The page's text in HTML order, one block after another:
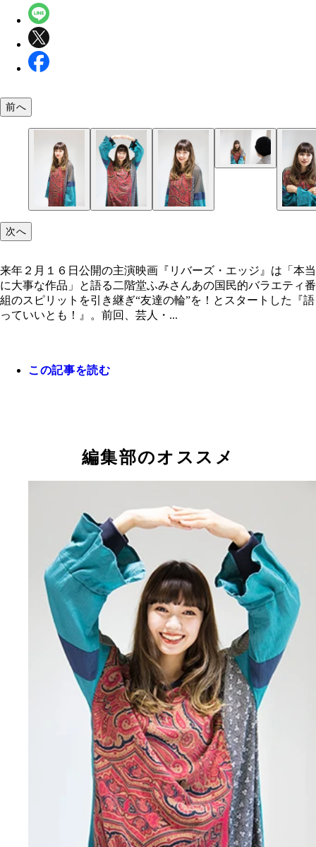
前へ
次へ
来年２月１６日公開の主演映画『リバーズ・エッジ』は「本当
に大事な作品」と語る二階堂ふみさんあの国民的バラエティ番
組のスピリットを引き継ぎ“友達の輪”を！とスタートした『語
っていいとも！』。前回、芸人・...
この記事を読む
編集部のオススメ